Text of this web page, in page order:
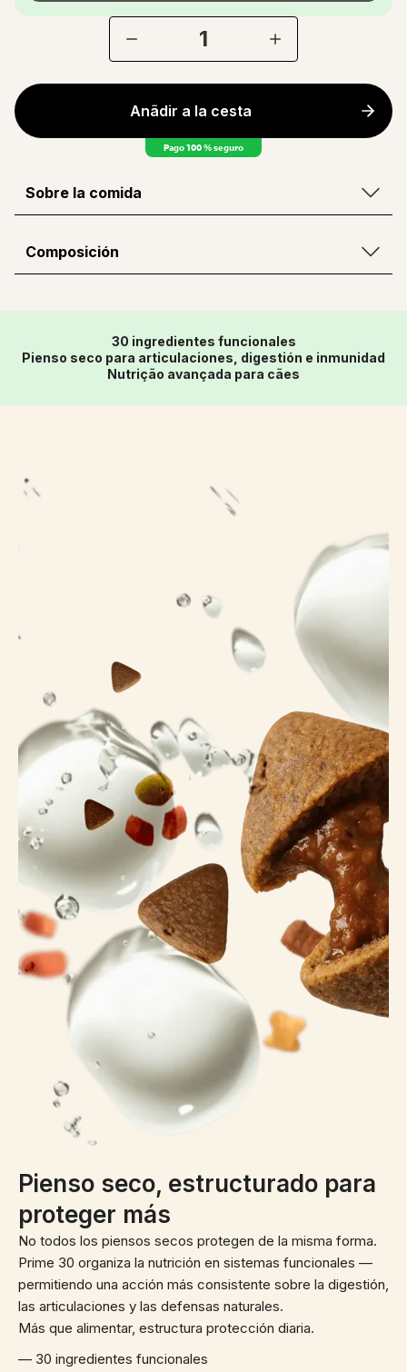
1
Anãdir a la cesta
Pago 100 % seguro
Sobre la comida
Composición
30 ingredientes funcionales
Pienso seco para articulaciones, digestión e inmunidad
Nutrição avançada para cães
Pienso seco, estructurado para
proteger más
No todos los piensos secos protegen de la misma forma.
Prime 30 organiza la nutrición en sistemas funcionales —
permitiendo una acción más consistente sobre la digestión,
las articulaciones y las defensas naturales.
Más que alimentar, estructura protección diaria.
— 30 ingredientes funcionales